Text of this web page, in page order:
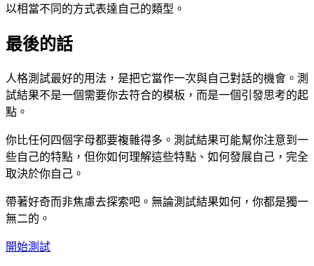
以相當不同的方式表達自己的類型。
最後的話
人格測試最好的用法，是把它當作一次與自己對話的機會。測
試結果不是一個需要你去符合的模板，而是一個引發思考的起
點。
你比任何四個字母都要複雜得多。測試結果可能幫你注意到一
些自己的特點，但你如何理解這些特點、如何發展自己，完全
取決於你自己。
帶著好奇而非焦慮去探索吧。無論測試結果如何，你都是獨一
無二的。
開始測試